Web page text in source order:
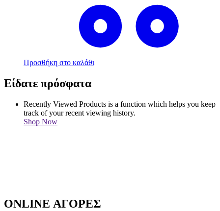
Προσθήκη στο καλάθι
Είδατε πρόσφατα
Recently Viewed Products is a function which helps you keep
track of your recent viewing history.
Shop Now
ONLINE ΑΓΟΡΕΣ